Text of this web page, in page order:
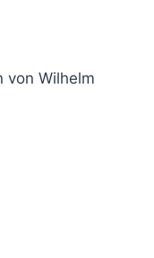
von Wilhelm